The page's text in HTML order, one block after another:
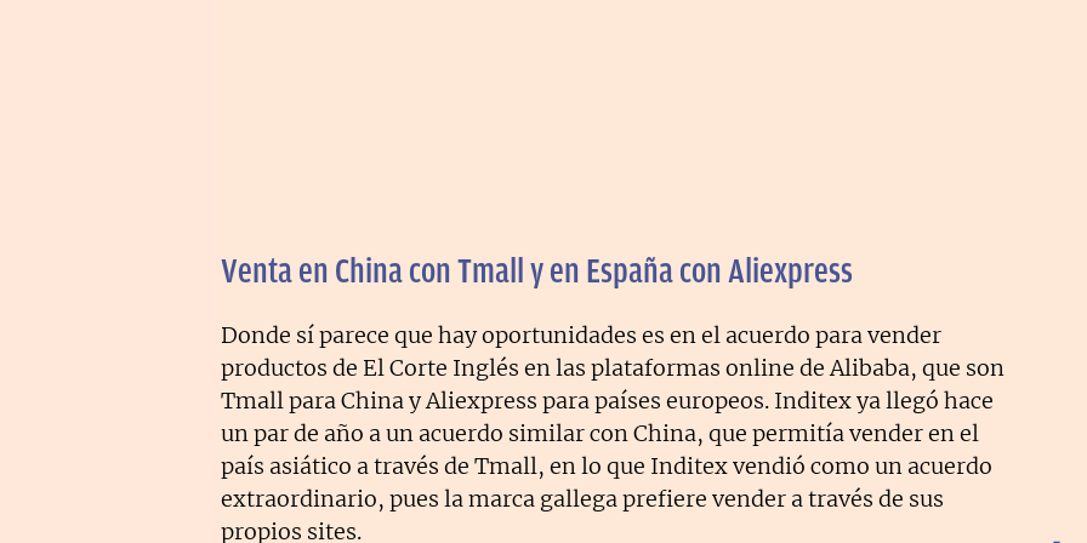
Venta en China con Tmall y en España con Aliexpress
Donde sí parece que hay oportunidades es en el acuerdo para vender
productos de El Corte Inglés en las plataformas online de Alibaba, que son
Tmall para China y Aliexpress para países europeos. Inditex ya llegó hace
un par de año a un acuerdo similar con China, que permitía vender en el
país asiático a través de Tmall, en lo que Inditex vendió como un acuerdo
extraordinario, pues la marca gallega prefiere vender a través de sus
propios sites.